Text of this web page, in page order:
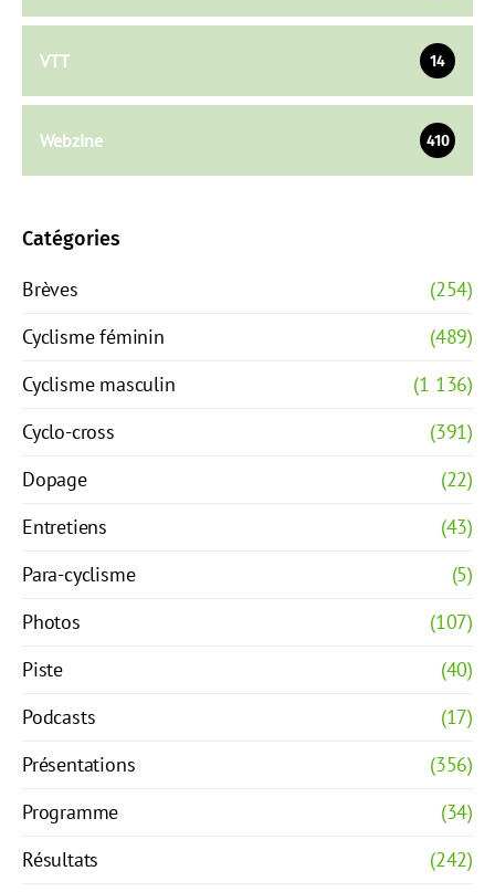
VTT 14
Webzine 410
Catégories
Brèves
(254)
Cyclisme féminin
(489)
Cyclisme masculin
(1 136)
Cyclo-cross
(391)
Dopage
(22)
Entretiens
(43)
Para-cyclisme
(5)
Photos
(107)
Piste
(40)
Podcasts
(17)
Présentations
(356)
Programme
(34)
Résultats
(242)